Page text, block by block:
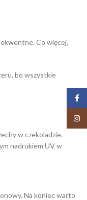
Co więcej,
bo wszystkie
w czekoladzie.
nadrukiem UV w
Na koniec warto